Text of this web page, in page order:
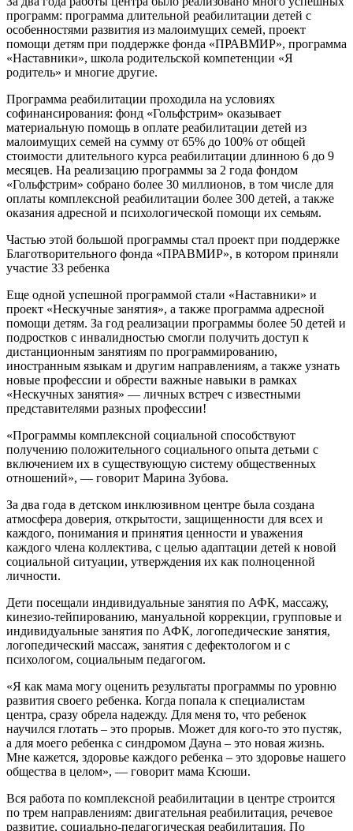
программ: программа длительной реабилитации детей с
особенностями развития из малоимущих семей, проект
помощи детям при поддержке фонда «ПРАВМИР», программа
«Наставники», школа родительской компетенции «Я
родитель» и многие другие.
Программа реабилитации проходила на условиях
софинансирования: фонд «Гольфстрим» оказывает
материальную помощь в оплате реабилитации детей из
малоимущих семей на сумму от 65% до 100% от общей
стоимости длительного курса реабилитации длинною 6 до 9
месяцев. На реализацию программы за 2 года фондом
«Гольфстрим» собрано более 30 миллионов, в том числе для
оплаты комплексной реабилитации более 300 детей, а также
оказания адресной и психологической помощи их семьям.
Частью этой большой программы стал проект при поддержке
Благотворительного фонда «ПРАВМИР», в котором приняли
участие 33 ребенка
Еще одной успешной программой стали «Наставники» и
проект «Нескучные занятия», а также программа адресной
помощи детям. За год реализации программы более 50 детей и
подростков с инвалидностью смогли получить доступ к
дистанционным занятиям по программированию,
иностранным языкам и другим направлениям, а также узнать
новые профессии и обрести важные навыки в рамках
«Нескучных занятия» — личных встреч с известными
представителями разных профессии!
«Программы комплексной социальной способствуют
получению положительного социального опыта детьми с
включением их в существующую систему общественных
отношений», — говорит Марина Зубова.
За два года в детском инклюзивном центре была создана
атмосфера доверия, открытости, защищенности для всех и
каждого, понимания и принятия ценности и уважения
каждого члена коллектива, с целью адаптации детей к новой
социальной ситуации, утверждения их как полноценной
личности.
Дети посещали индивидуальные занятия по АФК, массажу,
кинезио-тейпированию, мануальной коррекции, групповые и
индивидуальные занятия по АФК, логопедические занятия,
логопедический массаж, занятия с дефектологом и с
психологом, социальным педагогом.
«Я как мама могу оценить результаты программы по уровню
развития своего ребенка. Когда попала к специалистам
центра, сразу обрела надежду. Для меня то, что ребенок
научился глотать – это прорыв. Может для кого-то это пустяк,
а для моего ребенка с синдромом Дауна – это новая жизнь.
Мне кажется, здоровье каждого ребенка – это здоровье нашего
общества в целом», — говорит мама Ксюши.
Вся работа по комплексной реабилитации в центре строится
по трем направлениям: двигательная реабилитация, речевое
развитие, социально-педагогическая реабилитация. По